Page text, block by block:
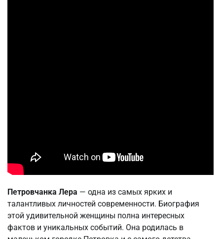
Петровчанка Лера — одна из самых ярких и
талантливых личностей современности. Биография
этой удивительной женщины полна интересных
фактов и уникальных событий. Она родилась в